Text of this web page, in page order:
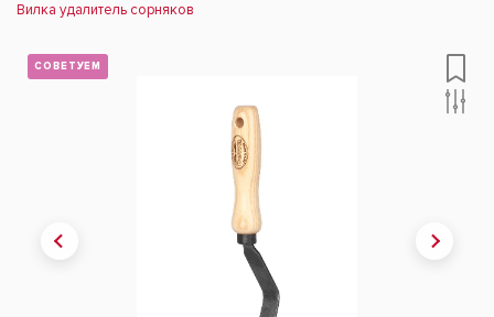
Вилка удалитель сорняков
СОВЕТУЕМ